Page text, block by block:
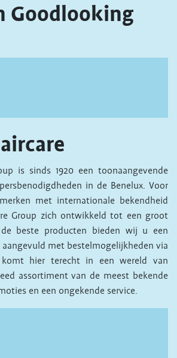
Goodlooking
is sinds 1920 een toonaangevende
in de Benelux. Voor
met internationale bekendheid
Group zich ontwikkeld tot een groot
beste producten bieden wij u een
met bestelmogelijkheden via
hier terecht in een wereld van
assortiment van de meest bekende
en een ongekende service.